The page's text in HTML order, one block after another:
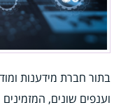
בתור חברת מידענות
וענפים שונים,